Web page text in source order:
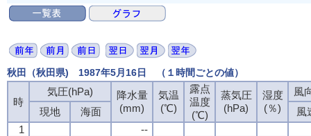
秋田（秋田県) 1987年5月16日 （１時間ごとの値）
時
気圧(hPa)
降水量
(mm)
気温
(℃)
露点
温度
(℃)
蒸気圧
(hPa)
湿度
(％)
風
現地
海面
風
1
--